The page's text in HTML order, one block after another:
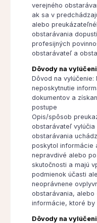
verejného
ak sa v
alebo
obstarávania
profesijných
obstarávateľ a
Dôvody na
Dôvod na
neposkytnutie
dokumentov a
postupe
Opis/spôsob
obstarávateľ
obstarávania
poskytol informácie
nepravdivé alebo
skutočnosti a majú
podmienok účasti
neoprávnene
obstarávania, alebo
informácie, ktoré by
Dôvody na